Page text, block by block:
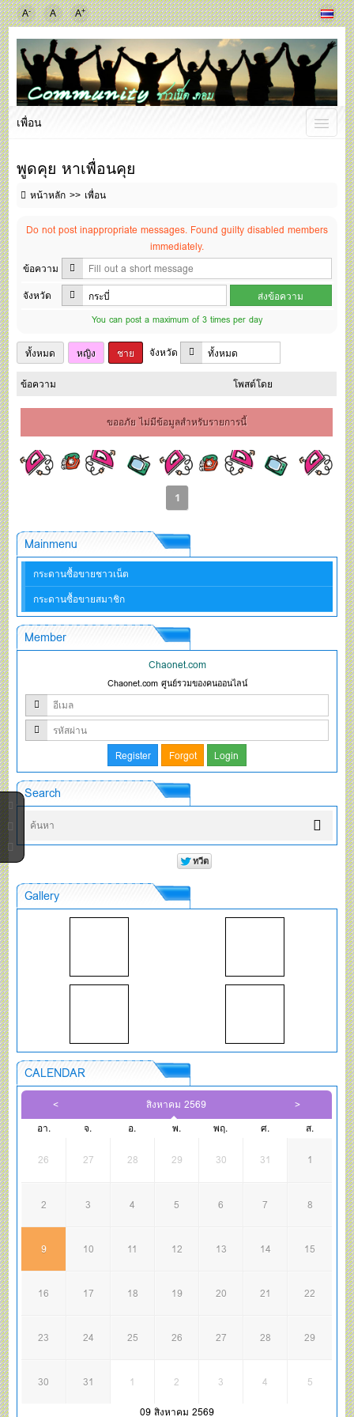
A- A A+
เพื่อน
พูดคุย หาเพื่อนคุย
หน้าหลัก เพื่อน
Do not post inappropriate messages. Found guilty disabled members
immediately.
ข้อความ
จังหวัด
You can post a maximum of 3 times per day
ทั้งหมด หญิง ชาย จังหวัด
ข้อความ โพสต์โดย
ขออภัย ไม่มีข้อมูลสำหรับรายการนี้
1
Mainmenu
กระดานซื้อขายชาวเน็ต
กระดานซื้อขายสมาชิก
Member
Chaonet.com
Chaonet.com ศูนย์รวมของคนออนไลน์
Search
Gallery
CALENDAR
สิงหาคม 2569
อา.
จ. อ. พ. พฤ. ศ. ส.
26 27 28 29 30 31 1
2 3 4 5 6 7 8
9 10 11 12 13 14 15
16 17 18 19 20 21 22
23 24 25 26 27 28 29
30 31 1 2 3 4
5
09 สิงหาคม 2569